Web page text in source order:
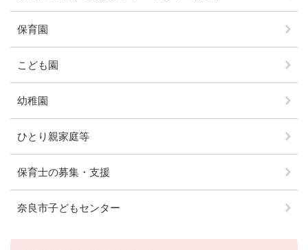
保育園
こども園
幼稚園
ひとり親家庭等
保育士の募集・支援
奈良市子どもセンター